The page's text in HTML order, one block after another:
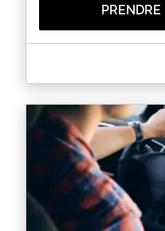
Permis Ok propose
permettant au futur
du permis de conduire
économique et plus
Louer un de nos
l’occasion pour vous
sont éliminatoires lors
perfectionnerez sur
l’inspecteur sera
considérablement vos